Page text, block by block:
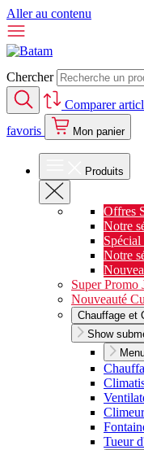
Aller au contenu
Chercher
Comparer
favoris
Mon panier
Produits
Offres
Notre
Notre
Super Promo
Nouveauté
Chauffage et
Show
Climeur
Tueur